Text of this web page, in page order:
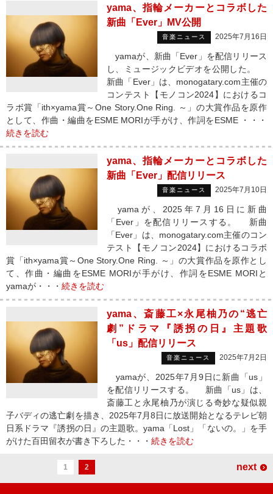
yama、指輪メーカーとコラボした
新曲「Ever」MV公開
音楽ニュース 2025年7月16日
yamaが、新曲「Ever」を配信リリース
し、ミュージックビデオを公開した。
新曲「Ever」は、monogatary.com主催の
コンテスト【モノコン2024】におけるコ
ラボ賞「ith×yama賞～One Story.One Ring. ～」の大賞作品を原作
として、作曲・編曲をESME MORIが手がけ、作詞をESME ・・・
続きを読む
yama、指輪メーカーとコラボした
新曲「Ever」配信リリース
音楽ニュース 2025年7月10日
yamaが、2025年7月16日に新曲
「Ever」を配信リリースする。 新曲
「Ever」は、monogatary.com主催のコン
テスト【モノコン2024】におけるコラボ
賞「ith×yama賞～One Story.One Ring. ～」の大賞作品を原作とし
て、作曲・編曲をESME MORIが手がけ、作詞をESME MORIと
yamaが・・・ 続きを読む
yama、斎藤工×永尾柚乃の“逃亡
劇”ドラマ『誘拐の日』主題歌
「us」配信リリース
音楽ニュース 2025年7月2日
yamaが、2025年7月9日に新曲「us」
を配信リリースする。 新曲「us」は、
斎藤工と永尾柚乃が演じる奇妙な疑似親
子バディの逃亡劇を描き、2025年7月8日に放送開始となるテレビ朝
日系ドラマ『誘拐の日』の主題歌。yama「Lost」「ないの。」を手
がけた百田留衣が書き下ろした・・・ 続きを読む
1 2 next